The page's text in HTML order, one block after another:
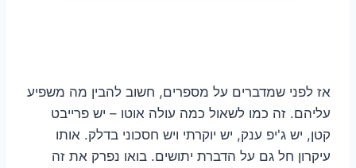
אז לפני שמדברים על מספרים, חשוב להבין מה משפיע
עליהם. זה כמו לשאול כמה עולה אוטו – יש פרייבט
קטן, יש ג'יפ ענק, יש יוקרתי ויש חסכוני בדלק. אותו
עיקרון חל גם על הדברת יתושים. בואו נפרק את זה